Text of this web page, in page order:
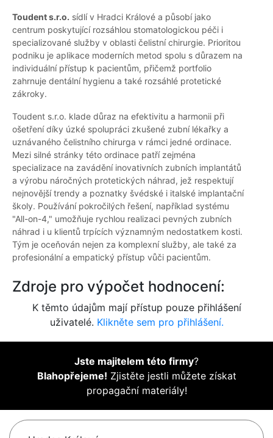
Toudent s.r.o. sídlí v Hradci Králové a působí jako
centrum poskytující rozsáhlou stomatologickou péči i
specializované služby v oblasti čelistní chirurgie. Prioritou
podniku je aplikace moderních metod spolu s důrazem na
individuální přístup k pacientům, přičemž portfolio
zahrnuje dentální hygienu a také rozsáhlé protetické
zákroky.
Toudent s.r.o. klade důraz na efektivitu a harmonii při
ošetření díky úzké spolupráci zkušené zubní lékařky a
uznávaného čelistního chirurga v rámci jedné ordinace.
Mezi silné stránky této ordinace patří zejména
specializace na zavádění inovativních zubních implantátů
a výrobu náročných protetických náhrad, jež respektují
nejnovější trendy a poznatky švédské i italské implantační
školy. Používání pokročilých řešení, například systému
"All-on-4," umožňuje rychlou realizaci pevných zubních
náhrad i u klientů trpících významným nedostatkem kosti.
Tým je oceňován nejen za komplexní služby, ale také za
profesionální a empatický přístup vůči pacientům.
Zdroje pro výpočet hodnocení:
K těmto údajům mají přístup pouze přihlášení
uživatelé. Klikněte sem pro přihlášení.
Jste majitelem této firmy?
Blahopřejeme! Zjistěte jestli můžete získat
propagační materiály!